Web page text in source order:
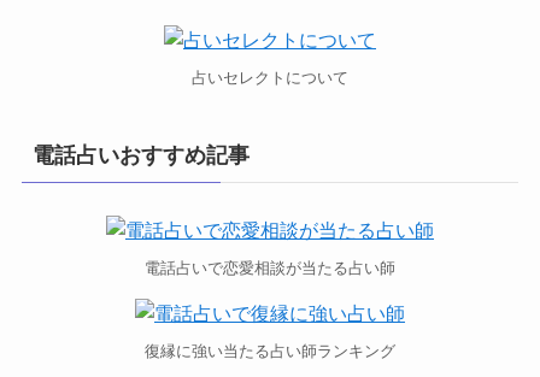
占いセレクトについて
電話占いおすすめ記事
電話占いで恋愛相談が当たる占い師
復縁に強い当たる占い師ランキング